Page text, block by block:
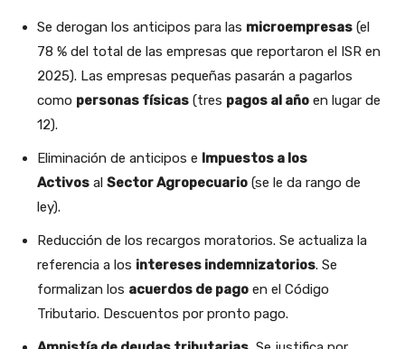
Se derogan los anticipos para las microempresas (el
78 % del total de las empresas que reportaron el ISR en
2025). Las empresas pequeñas pasarán a pagarlos
como personas físicas (tres pagos al año en lugar de
12).
Eliminación de anticipos e Impuestos a los
Activos al Sector Agropecuario (se le da rango de
ley).
Reducción de los recargos moratorios. Se actualiza la
referencia a los intereses indemnizatorios. Se
formalizan los acuerdos de pago en el Código
Tributario. Descuentos por pronto pago.